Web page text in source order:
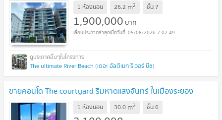
1 ห้องนอน 26.2 m2 ชั้น 7
1,900,000 บาท
05/08/2026 2:02:49
The ultimate River Beach (เดอะ อัลติเมท ริเวอร์ บีช)
ขายคอนโด The courtyard ริมหาดแสงจันทร์ ในเมืองระยอง
1 ห้องนอน 30.0 m2 ชั้น6